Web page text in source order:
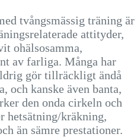
tvångsmässig träning är
attityder,
ohälsosamma,
av farliga. Många har
gör tillräckligt ändå
och kanske även banta,
den onda cirkeln och
hetsätning/kräkning,
än sämre prestationer.